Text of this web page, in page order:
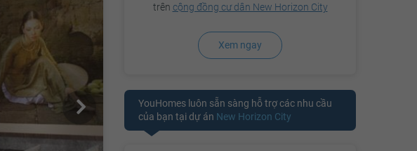
trên cộng đồng cư dân New Horizon City
Xem ngay
YouHomes luôn sẵn sàng hỗ trợ các nhu cầu
của bạn tại dự án New Horizon City